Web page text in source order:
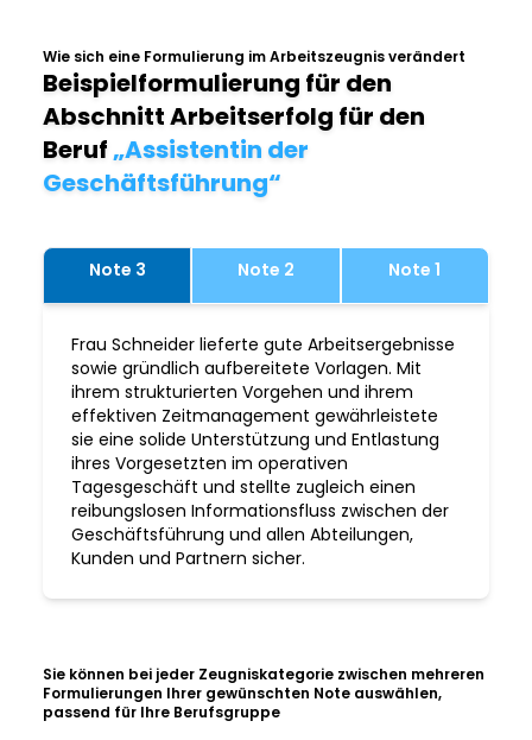
Wie sich eine Formulierung im Arbeitszeugnis verändert
Beispielformulierung für den
Abschnitt Arbeitserfolg für den
Beruf„Assistentin der
Geschäftsführung“
Note 3 Note 2 Note 1
Frau Schneider lieferte gute Arbeitsergebnisse
sowie gründlich aufbereitete Vorlagen. Mit
ihrem strukturierten Vorgehen und ihrem
effektiven Zeitmanagement gewährleistete
sie eine solide Unterstützung und Entlastung
ihres Vorgesetzten im operativen
Tagesgeschäft und stellte zugleich einen
reibungslosen Informationsfluss zwischen der
Geschäftsführung und allen Abteilungen,
Kunden und Partnern sicher.
Sie können bei jeder Zeugniskategorie zwischen mehreren
Formulierungen Ihrer gewünschten Note auswählen,
passend für Ihre Berufsgruppe